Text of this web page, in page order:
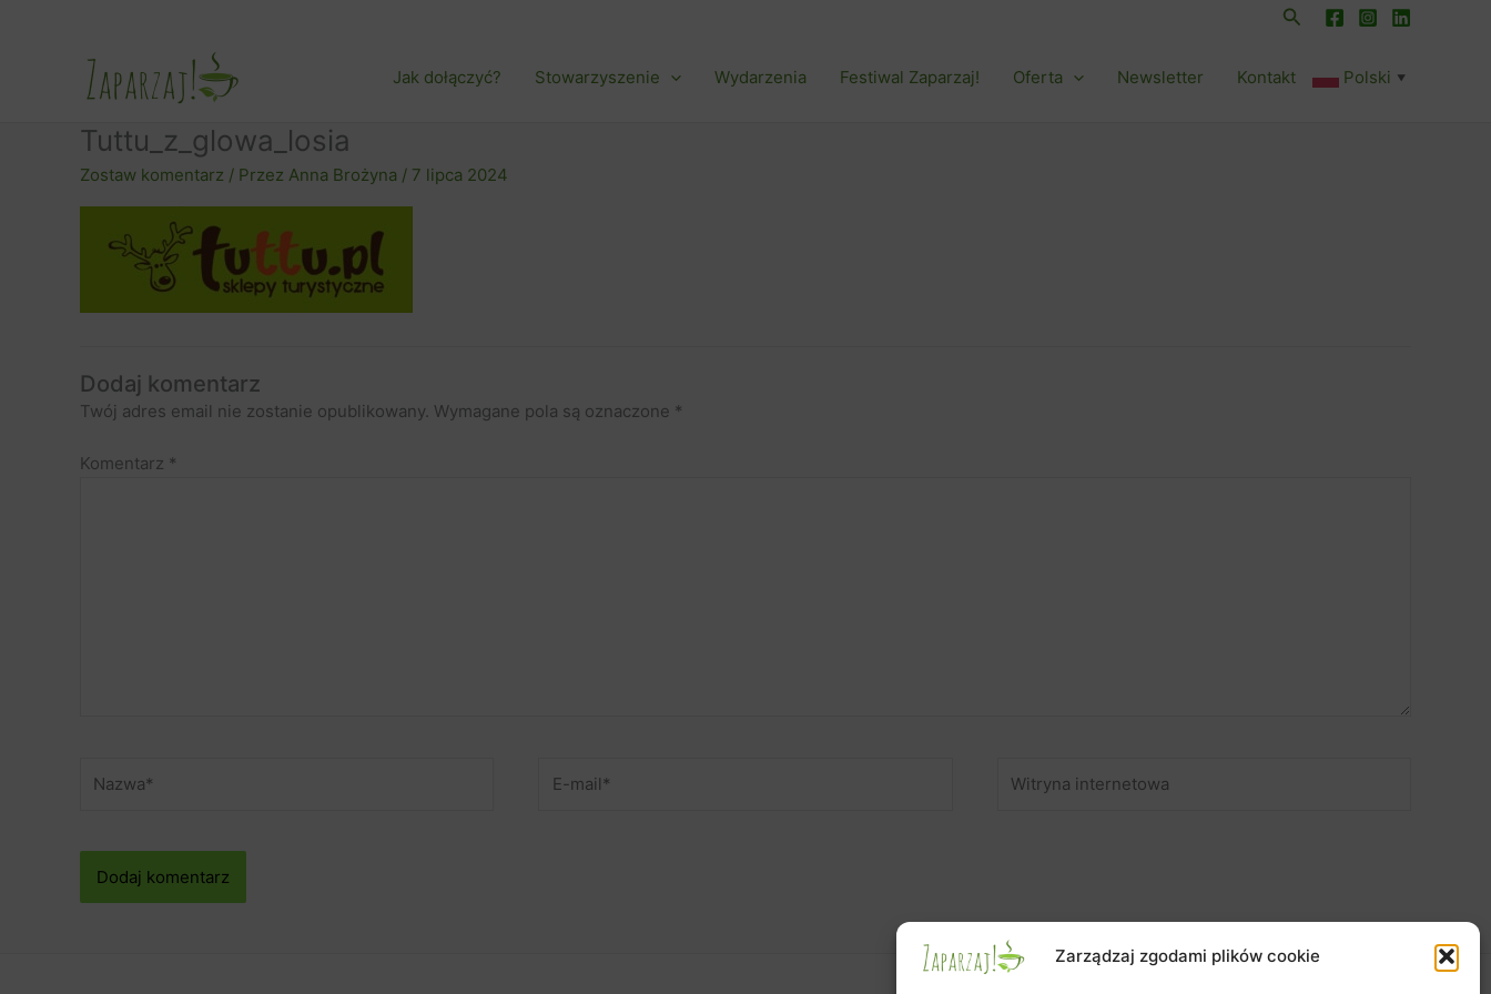
Zarządzaj zgodami plików cookie
Szukaj
Jak dołączyć? Stowarzyszenie Wydarzenia Festiwal Zaparzaj! Oferta Newsletter Kontakt Polski ▼
Tuttu_z_glowa_losia
Zostaw komentarz / Przez Anna Brożyna / 7 lipca 2024
Dodaj komentarz
Twój adres email nie zostanie opublikowany. Wymagane pola są oznaczone *
Komentarz *
mail*
internetowa